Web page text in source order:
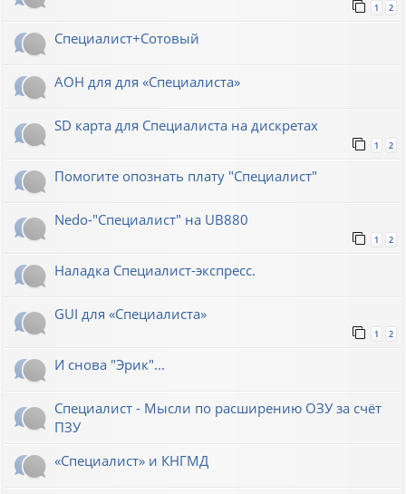
1 2
Специалист+Сотовый
АОН для для «Специалиста»
SD карта для Cпециалиста на дискретах
1 2
Помогите опознать плату "Специалист"
Nedo-"Специалист" на UB880
1 2
Наладка Специалист-экспресс.
GUI для «Специалиста»
1 2
И снова "Эрик"...
Специалист - Мысли по расширению ОЗУ за счёт
ПЗУ
«Специалист» и КНГМД